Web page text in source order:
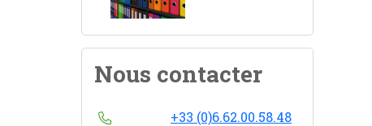
Nous contacter
+33 (0)6.62.00.58.48